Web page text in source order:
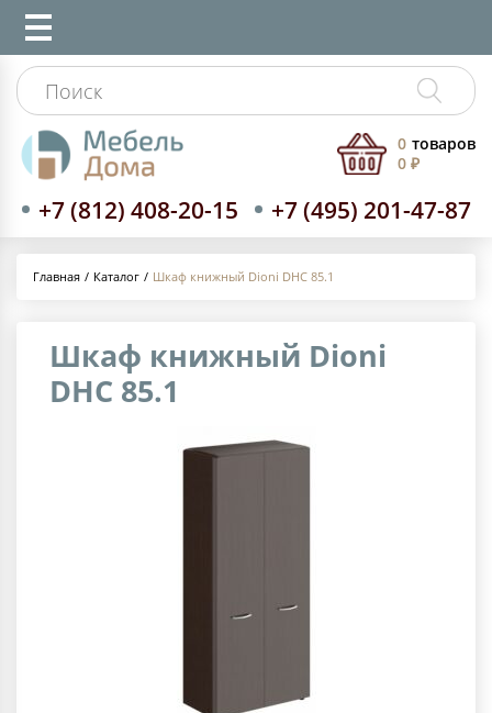
+7 (812) 408-20-15 +7 (495) 201-47-87
0 товаров
0 ₽
Главная Каталог Шкаф книжный Dioni DHC 85.1
Шкаф книжный Dioni
DHC 85.1